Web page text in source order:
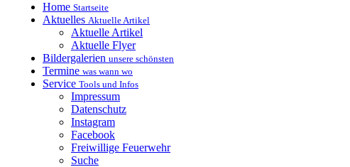
Home Startseite
Aktuelles Aktuelle Artikel
Aktuelle Artikel
Aktuelle Flyer
Bildergalerien unsere schönsten
Termine was wann wo
Service Tools und Infos
Impressum
Datenschutz
Instagram
Facebook
Freiwillige Feuerwehr
Suche